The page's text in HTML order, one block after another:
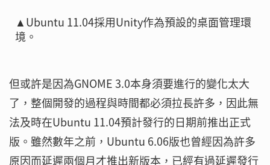
▲Ubuntu 11.04採用Unity作為預設的桌面管理環
境。
但或許是因為GNOME 3.0本身須要進行的變化太大
了，整個開發的過程與時間都必須拉長許多，因此無
法及時在Ubuntu 11.04預計發行的日期前推出正式
版。雖然數年之前，Ubuntu 6.06版也曾經因為許多
原因而延遲兩個月才推出新版本，已經有過延遲發行